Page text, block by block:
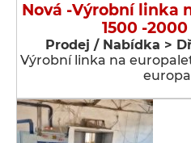
Nová -Výrobní linka
1500 -
Prodej / Nabídka >
Výrobní linka na